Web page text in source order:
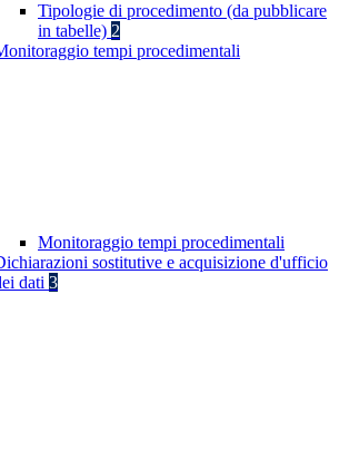
Tipologie di procedimento (da pubblicare
in tabelle) 2
tempi procedimentali
Monitoraggio tempi procedimentali
sostitutive e acquisizione d'ufficio
dati 3